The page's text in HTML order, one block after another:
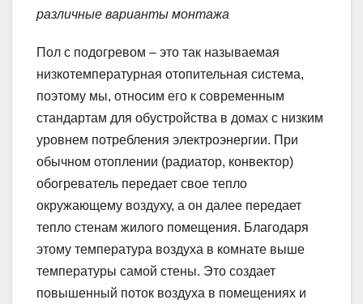
различные варианты монтажа
Пол с подогревом – это так называемая
низкотемпературная отопительная система,
поэтому мы, относим его к современным
стандартам для обустройства в домах с низким
уровнем потребления электроэнергии. При
обычном отоплении (радиатор, конвектор)
обогреватель передает свое тепло
окружающему воздуху, а он далее передает
тепло стенам жилого помещения. Благодаря
этому температура воздуха в комнате выше
температуры самой стены. Это создает
повышенный поток воздуха в помещениях и